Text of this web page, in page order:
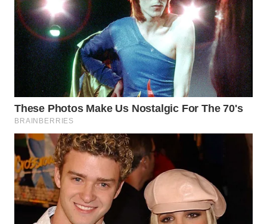
WN
MALUT
WN
DAIRI
WN
DANAU
TOBA
WN
NIAS
WN
LANGKAT